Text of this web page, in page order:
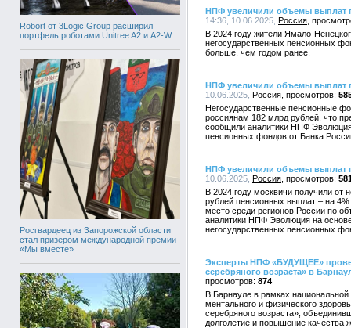
Robort от 3Logic Group расширил
портфель роботами Unitree A2 и A2-W
Росгвардеец из Запорожской области
стал призером международной премии
«Мы вместе»
НПФ увеличили объемы выплат
14:36, 10.06.2025, Россия
В 2024 году жители Ямало-
негосударственных пенсионных
больше, чем годом ранее.
НПФ увеличили объемы выплат
10.06.2025, Россия
Негосударственные пенсионные
россиянам 182 млрд рублей, что
сообщили аналитики НПФ
пенсионных фондов от Банка
НПФ увеличили объемы выплат
10.06.2025, Россия
В 2024 году москвичи получили от
рублей пенсионных выплат – на
место среди регионов России по
аналитики НПФ Эволюция на
негосударственных пенсионных
Эксперты НПФ «БУДУЩЕЕ»
серебряного возраста» в
874
В Барнауле в рамках
ментального и физического
серебряного возраста»,
долголетие и повышение качества